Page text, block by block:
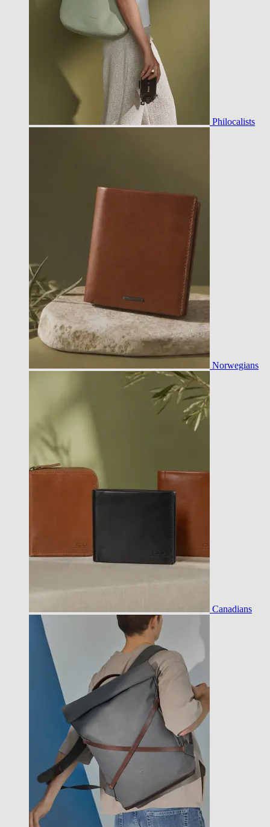
Philocalists
Norwegians
Canadians